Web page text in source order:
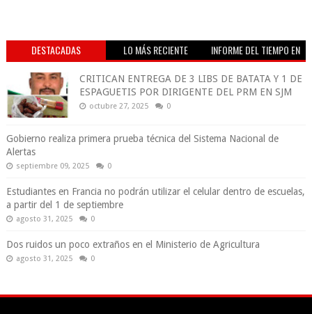
DESTACADAS LO MÁS RECIENTE
INFORME DEL TIEMPO EN
CRITICAN ENTREGA DE 3 LIBS DE BATATA Y 1 DE
ESPAGUETIS POR DIRIGENTE DEL PRM EN SJM
octubre 27, 2025 0
Gobierno realiza primera prueba técnica del Sistema Nacional de
Alertas
septiembre 09, 2025 0
Estudiantes en Francia no podrán utilizar el celular dentro de escuelas,
a partir del 1 de septiembre
agosto 31, 2025 0
Dos ruidos un poco extraños en el Ministerio de Agricultura
agosto 31, 2025 0